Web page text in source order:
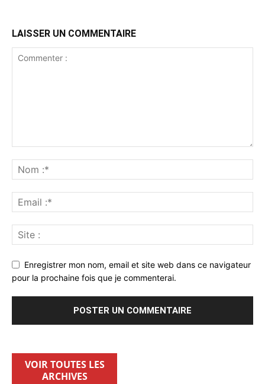
LAISSER UN COMMENTAIRE
Enregistrer mon nom, email et site web dans ce navigateur
pour la prochaine fois que je commenterai.
VOIR TOUTES LES
ARCHIVES